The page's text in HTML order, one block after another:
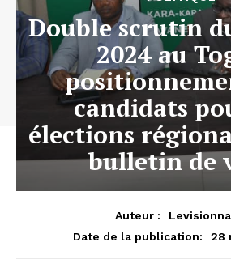
Double scrutin
2024 au
candidats
élections
bulletin de
Auteur :
Date de la publication:
28